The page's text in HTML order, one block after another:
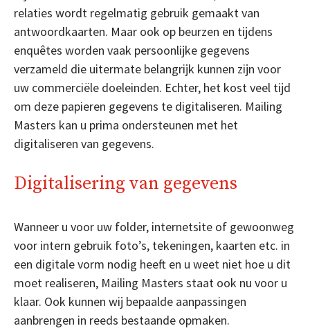
relaties wordt regelmatig gebruik gemaakt van
antwoordkaarten. Maar ook op beurzen en tijdens
enquêtes worden vaak persoonlijke gegevens
verzameld die uitermate belangrijk kunnen zijn voor
uw commerciële doeleinden. Echter, het kost veel tijd
om deze papieren gegevens te digitaliseren. Mailing
Masters kan u prima ondersteunen met het
digitaliseren van gegevens.
Digitalisering van gegevens
Wanneer u voor uw folder, internetsite of gewoonweg
voor intern gebruik foto’s, tekeningen, kaarten etc. in
een digitale vorm nodig heeft en u weet niet hoe u dit
moet realiseren, Mailing Masters staat ook nu voor u
klaar. Ook kunnen wij bepaalde aanpassingen
aanbrengen in reeds bestaande opmaken.